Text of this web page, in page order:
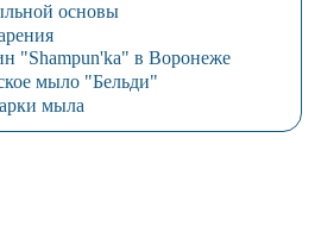
основы
"Shampun'ka" в Воронеже
мыло "Бельди"
мыла